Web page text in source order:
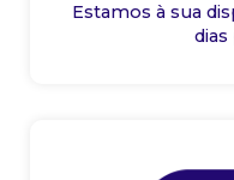
Estamos à sua
dias